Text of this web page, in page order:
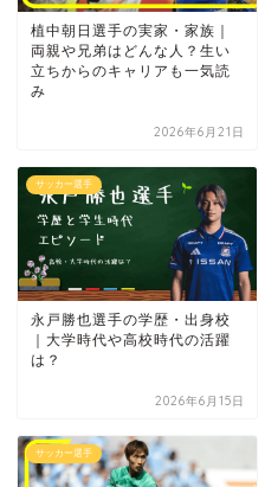
植中朝日選手の実家・家族｜
両親や兄弟はどんな人？生い
立ちからのキャリアも一気読
み
2026年6月21日
サッカー選手
永戸勝也選手の学歴・出身校
｜大学時代や高校時代の活躍
は？
2026年6月15日
サッカー選手